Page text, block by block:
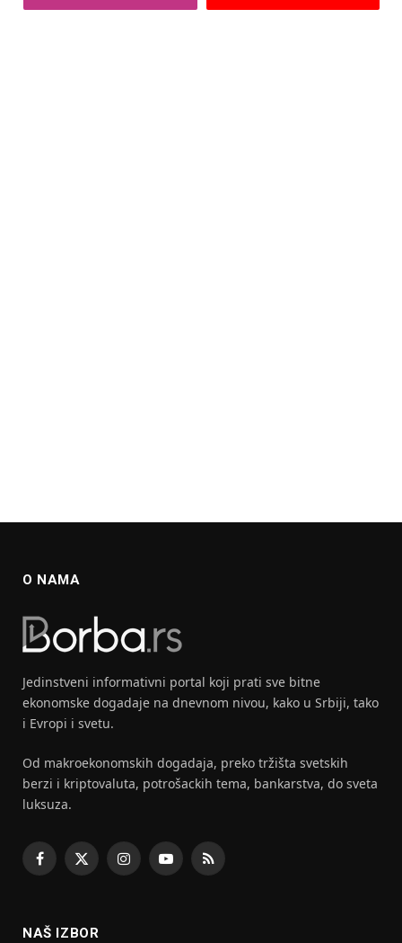
O NAMA
Jedinstveni informativni portal koji prati sve bitne
ekonomske dogadaje na dnevnom nivou, kako u Srbiji, tako
i Evropi i svetu.
Od makroekonomskih dogadaja, preko tržišta svetskih
berzi i kriptovaluta, potrošackih tema, bankarstva, do sveta
luksuza.
Facebook
X
InstagramYouTubeRSS
NAŠ IZBOR